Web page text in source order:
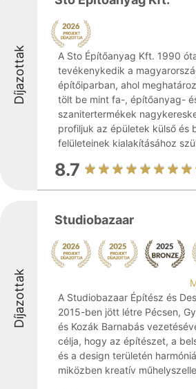
Díjazottak
A Sto Építőanyag Kft. 1990
tevékenykedik a
építőiparban, ahol
tölt be mint fa-, építőanyag-
szanitertermékek
profiljuk az épületek külső és
felületeinek kialakításához
8.7
Díjazottak
Studiobazaar
A Studiobazaar Építész és
2015-ben jött létre Pécsen,
és Kozák Barnabás
célja, hogy az építészet, a
és a design területén
miközben kreatív